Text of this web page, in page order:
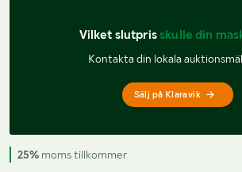
Vilket slutpris skulle din
Kontakta din lokala
Sälj på Klaravik
25% moms tillkommer